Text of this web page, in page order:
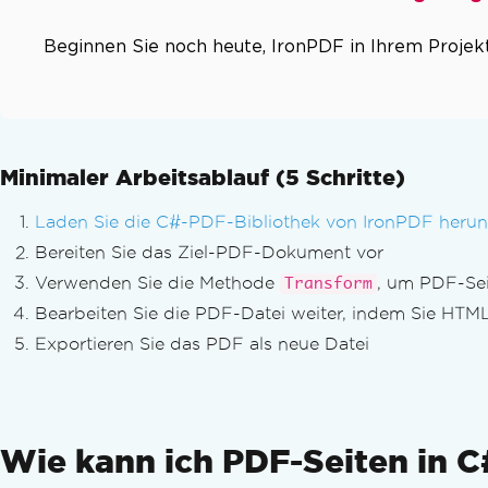
Maßgeschneiderte PDF-Konvertierung
Inhaltsverzeichnis hinzufügen.
An Papier anpassen & Zoomen
PDFs bearbeiten
PDF-Objekte bearbeiten
PDF-DOM-Objekt
PDF-Dokumente speichern & exportieren
Text & Bilder extrahieren
Beginnen Sie noch heute, IronPDF in Ihrem
Minimaler Arbeitsablauf (5 Schritte)
Laden Sie die C#-PDF-Bibliothek von IronPDF
Bereiten Sie das Ziel-PDF-Dokument vor
Verwenden Sie die Methode
Transform , um PDF-
Bearbeiten Sie die PDF-Datei weiter, indem Sie
Exportieren Sie das PDF als neue Datei
Wie kann ich PDF-Seiten in